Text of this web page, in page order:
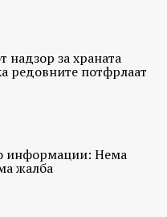
надзор за храната
редовните потфрлаат
информации: Нема
жалба